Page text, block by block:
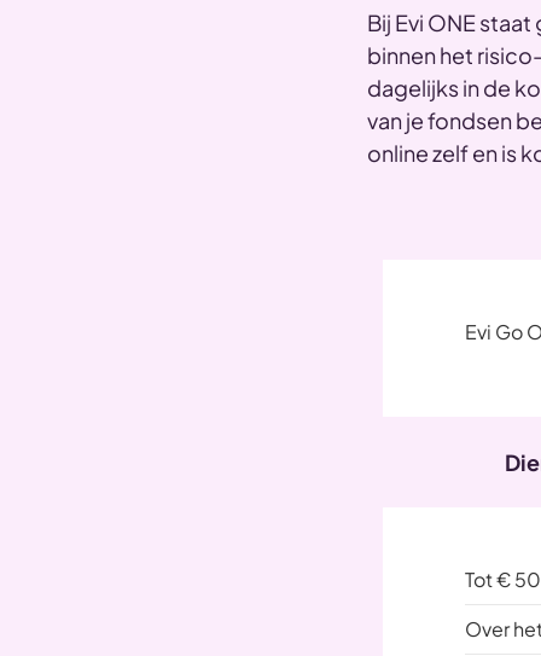
Bij Evi ONE
binnen het
dagelijks in de
van je fondsen
online zelf en is
Evi Go
Tot €
Over